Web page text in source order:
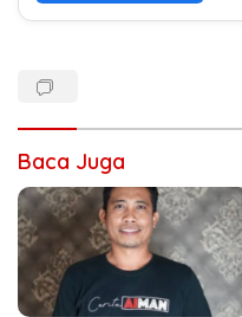
Baca Juga